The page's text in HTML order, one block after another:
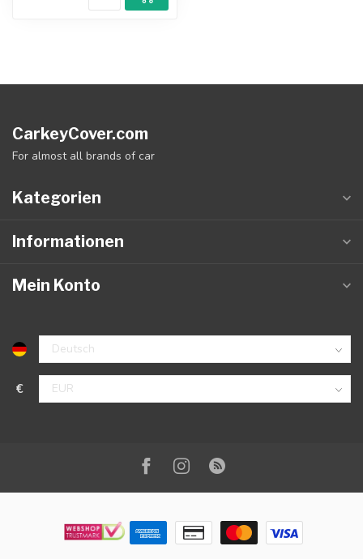
CarkeyCover.com
For almost all brands of car
Kategorien
Informationen
Mein Konto
€